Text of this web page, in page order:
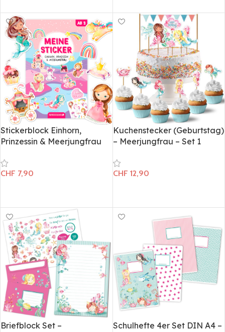
Stickerblock Einhorn,
Prinzessin & Meerjungfrau
CHF 7,90
Kuchenstecker (Geburtstag)
– Meerjungfrau – Set 1
CHF 12,90
Briefblock Set –
Schulhefte 4er Set DIN A4 –